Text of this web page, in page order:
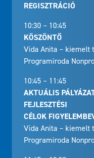
REGISZTRÁCIÓ
10:30 – 10:45
KÖSZÖNTŐ
Vida Anita – kiemelt
Programiroda
10:45 – 11:45
AKTUÁLIS
FEJLESZTÉSI
CÉLOK
Vida Anita – kiemelt
Programiroda